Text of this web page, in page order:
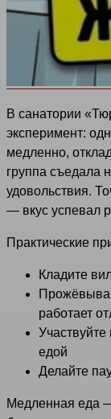
В санатории
эксперимент:
медленно,
группа съедала
удовольствия.
— вкус успевал
Практические
Кладите
работает
едой
Делайте
Медленная еда